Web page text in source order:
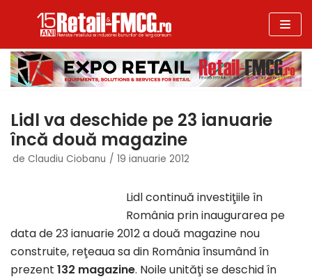
la
conținut
Lidl va deschide pe 23 ianuarie
încă două magazine
de Claudiu Ciobanu 19 ianuarie 2012
Lidl continuă investiţiile în
România prin inaugurarea pe
data de 23 ianuarie 2012 a două magazine nou
construite, reţeaua sa din România însumând în
prezent 132 magazine. Noile unităţi se deschid în